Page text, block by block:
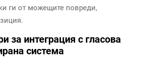
ги от можещите повреди,
за интеграция с гласова
система